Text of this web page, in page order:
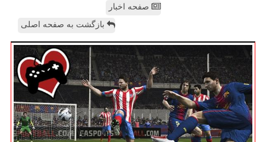
صفحه اخبار
بازگشت به صفحه اصلی